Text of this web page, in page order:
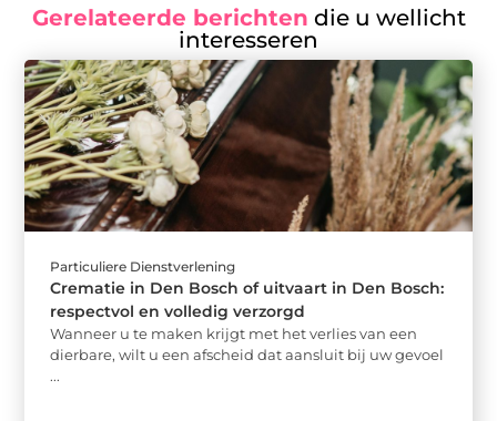
Gerelateerde berichten die u wellicht
interesseren
Particuliere Dienstverlening
Crematie in Den Bosch of uitvaart in Den Bosch:
respectvol en volledig verzorgd
Wanneer u te maken krijgt met het verlies van een
dierbare, wilt u een afscheid dat aansluit bij uw gevoel
...